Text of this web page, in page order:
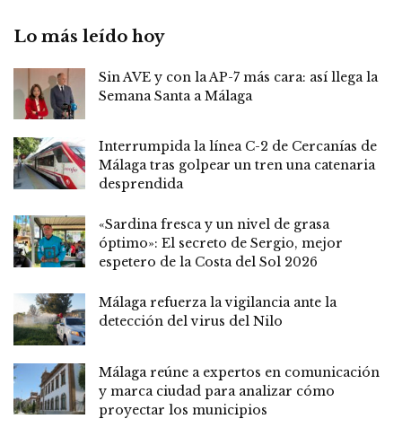
Lo más leído hoy
Sin AVE y con la AP-7 más cara: así llega la
Semana Santa a Málaga
Interrumpida la línea C-2 de Cercanías de
Málaga tras golpear un tren una catenaria
desprendida
«Sardina fresca y un nivel de grasa
óptimo»: El secreto de Sergio, mejor
espetero de la Costa del Sol 2026
Málaga refuerza la vigilancia ante la
detección del virus del Nilo
Málaga reúne a expertos en comunicación
y marca ciudad para analizar cómo
proyectar los municipios